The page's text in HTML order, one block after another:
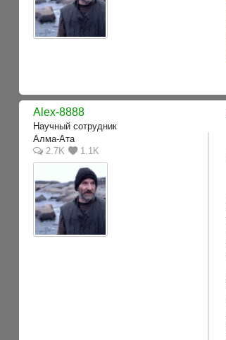
Alex-8888
Научный сотрудник
Алма-Ата
2.7K
1.1K